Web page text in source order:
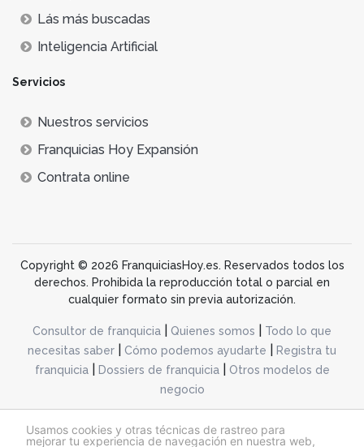
Usamos cookies y otras técnicas de rastreo para
mejorar tu experiencia de navegación en nuestra web,
Lás más buscadas
Inteligencia Artificial
Servicios
Nuestros servicios
Franquicias Hoy Expansión
Contrata online
Copyright © 2026 FranquiciasHoy.es. Reservados todos los
derechos. Prohibida la reproducción total o parcial en
cualquier formato sin previa autorización.
Consultor de franquicia Quienes somos
Todo lo que
necesitas saber
Cómo podemos ayudarte
Registra tu
franquicia| Dossiers de franquicia|
Otros modelos de
negocio